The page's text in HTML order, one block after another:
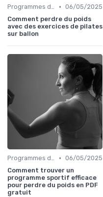
Programmes d'entraînement • 06/05/2025
Comment perdre du poids
avec des exercices de pilates
sur ballon
Programmes d'entraînement • 06/05/2025
Comment trouver un
programme sportif efficace
pour perdre du poids en PDF
gratuit